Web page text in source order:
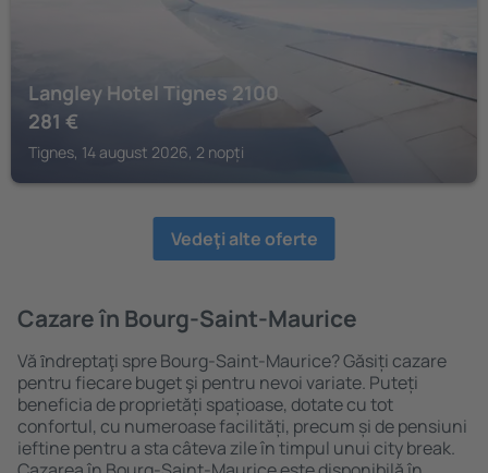
Langley Hotel Tignes 2100
281 €
Tignes, 14 august 2026, 2 nopți
Vedeţi alte oferte
Cazare în Bourg-Saint-Maurice
Vă ȋndreptaţi spre Bourg-Saint-Maurice? Găsiți cazare
pentru fiecare buget şi pentru nevoi variate. Puteți
beneficia de proprietăți spațioase, dotate cu tot
confortul, cu numeroase facilități, precum și de pensiuni
ieftine pentru a sta câteva zile în timpul unui city break.